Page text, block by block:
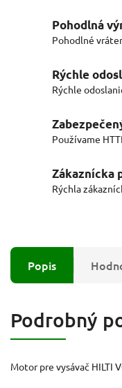
Pohodlná
Pohodlné
Rýchle
Rýchle
Používame
Zákaznícka
Rýchla
Popis
Podrobný
Motor pre vysávač HILTI